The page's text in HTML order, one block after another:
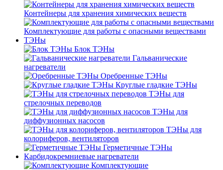
Контейнеры для хранения химических веществ
Комплектующие для работы с опасными веществами
ТЭНы
Блок ТЭНы
Гальванические
нагреватели
Оребренные ТЭНы
Круглые гладкие ТЭНы
ТЭНы для
стрелочных переводов
ТЭНы для
диффузионных насосов
ТЭНы для
колориферов, вентиляторов
Герметичные ТЭНы
Карбидокремниевые нагреватели
Комплектующие